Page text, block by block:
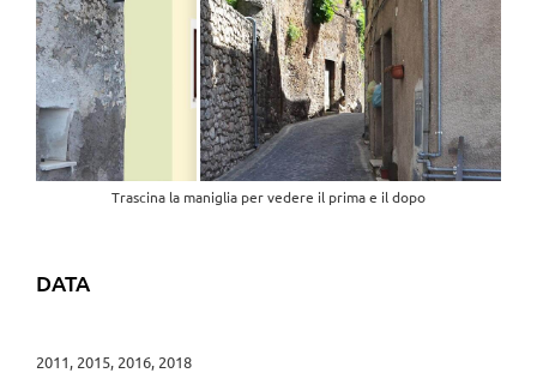
Trascina la maniglia per vedere il prima e il dopo
DATA
2011, 2015, 2016, 2018